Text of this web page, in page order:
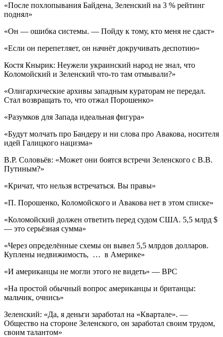
«После похлопывания Байдена, Зеленский на 3 % рейтинг
поднял»
«Он — ошибка системы. — Пойду к тому, кто меня не сдаст»
«Если он перепетляет, он начнёт докручивать деспотию»
Костя Кнырик: Неужели украинский народ не знал, что
Коломойский и Зеленский что-то там отмывали?»
«Олигархические архивы западным кураторам не передал.
Стал возвращать то, что отжал Порошенко»
«Разумков для Запада идеальная фигура»
«Будут молчать про Бандеру и ни слова про Авакова, носителя
идей Галицкого нацизма»
В.Р. Соловьёв: «Может они боятся встречи Зеленского с В.В.
Путиным?»
«Кричат, что нельзя встречаться. Вы правы»
«П. Порошенко, Коломойского и Авакова нет в этом списке»
«Коломойский должен ответить перед судом США. 5,5 млрд $
— это серьёзная сумма»
«Через определённые схемы он вывел 5,5 млрдов долларов.
Куплены недвижимость, … в Америке»
«И американцы не могли этого не видеть» — ВРС
«На простой обычный вопрос американцы и британцы:
мальчик, очнись»
Зеленский: «Да, я деньги заработал на «Квартале». —
Общество на стороне Зеленского, он заработал своим трудом,
своим талантом»